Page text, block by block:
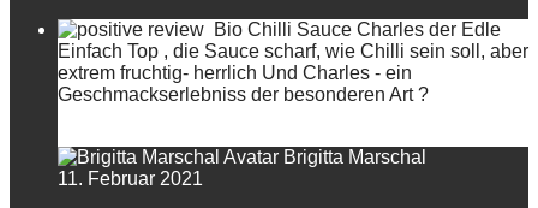
Bio Chilli Sauce Charles der Edle
Einfach Top , die Sauce scharf, wie Chilli sein soll, aber
extrem fruchtig- herrlich Und Charles - ein
Geschmackserlebniss der besonderen Art ?
Brigitta Marschal
11. Februar 2021